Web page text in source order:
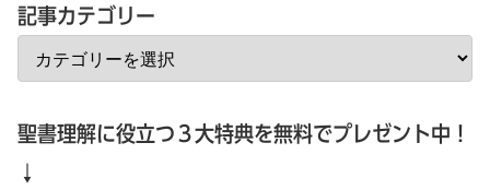
記事カテゴリー
聖書理解に役立つ３大特典を無料でプレゼント中！
↓